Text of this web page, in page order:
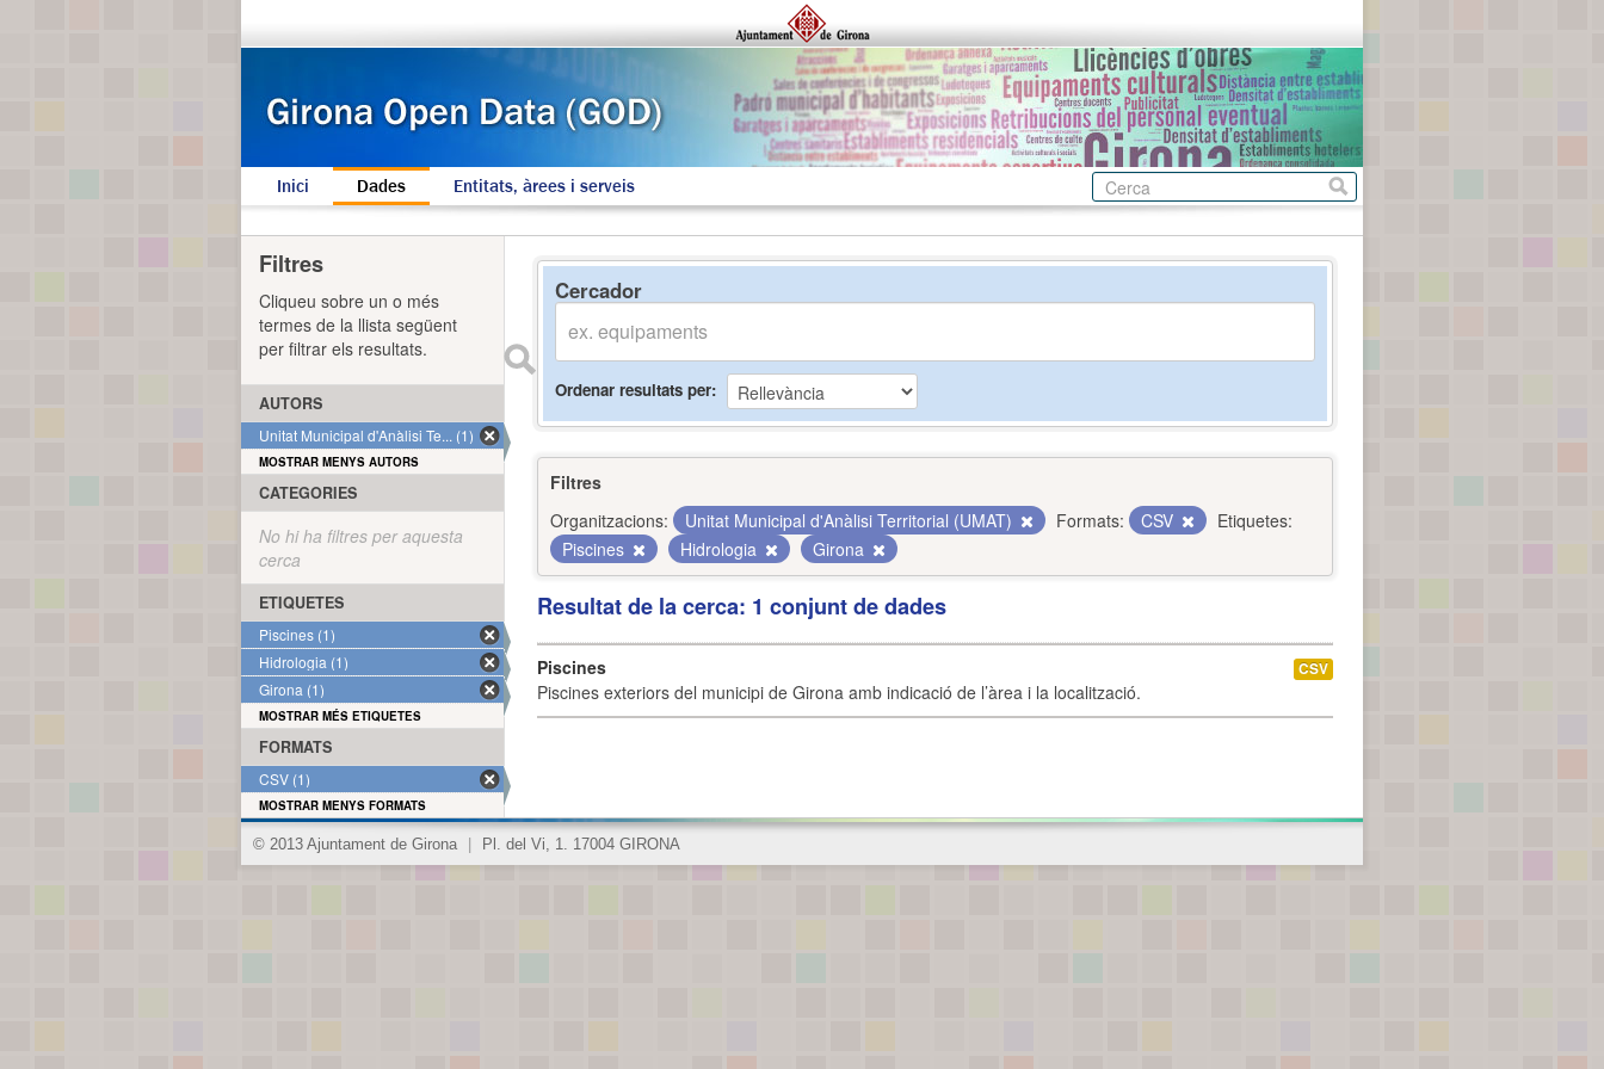
Inici Dades Entitats, àrees i serveis
Cercador
Ordenar resultats per
Filtres
Organitzacions:
Unitat Municipal d'Anàlisi Territorial (UMAT) Formats: CSV
Etiquetes:
Piscines
Hidrologia Girona
Resultat de la cerca: 1 conjunt de dades
Piscines
Piscines exteriors del municipi de Girona amb indicació de l’àrea i la localització.
CSV
Filtres
Cliqueu sobre un o més
termes de la llista següent
per filtrar els resultats.
AUTORS
Unitat Municipal d'Anàlisi Te... (1)
MOSTRAR MENYS AUTORS
CATEGORIES
No hi ha filtres per aquesta
cerca
ETIQUETES
Piscines (1)
Hidrologia (1)
Girona (1)
MOSTRAR MÉS ETIQUETES
FORMATS
CSV (1)
MOSTRAR MENYS FORMATS
© 2013 Ajuntament de Girona Pl. del Vi, 1. 17004 GIRONA